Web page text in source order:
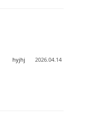
hyjhj 2026.04.14